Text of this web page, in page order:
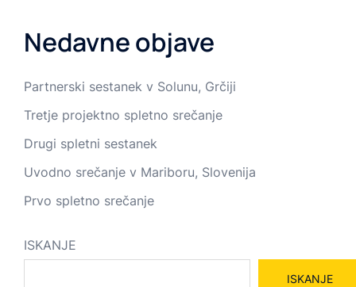
Nedavne objave
Partnerski sestanek v Solunu, Grčiji
Tretje projektno spletno srečanje
Drugi spletni sestanek
Uvodno srečanje v Mariboru, Slovenija
Prvo spletno srečanje
ISKANJE
ISKANJE